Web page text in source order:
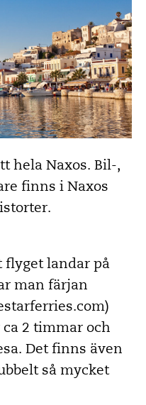
hela Naxos. Bil-,
finns i Naxos
flyget landar på
man färjan
2 timmar och
Det finns även
så mycket